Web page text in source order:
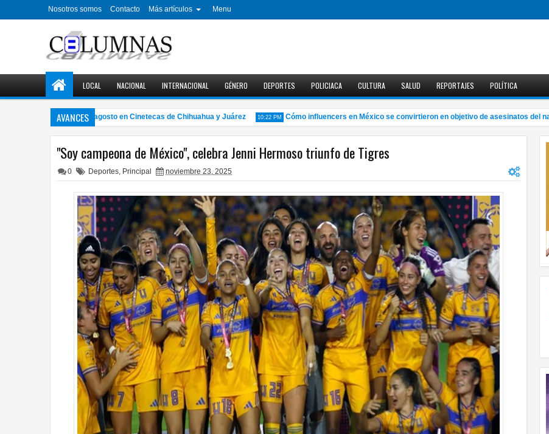
Nosotros somos Contacto Más artículos Menu
LOCAL NACIONAL INTERNACIONAL GÉNERO DEPORTES POLICIACA CULTURA SALUD REPORTAJES POLÍTICA
AVANCES
de cine gratuito en agosto en Cinetecas de Chihuahua y Juárez 10:22 PM Cómo influencers en México se convirtieron en objetivo de asesinatos del narco
"Soy campeona de México", celebra Jenni Hermoso triunfo de Tigres
0 Deportes, Principal noviembre 23, 2025